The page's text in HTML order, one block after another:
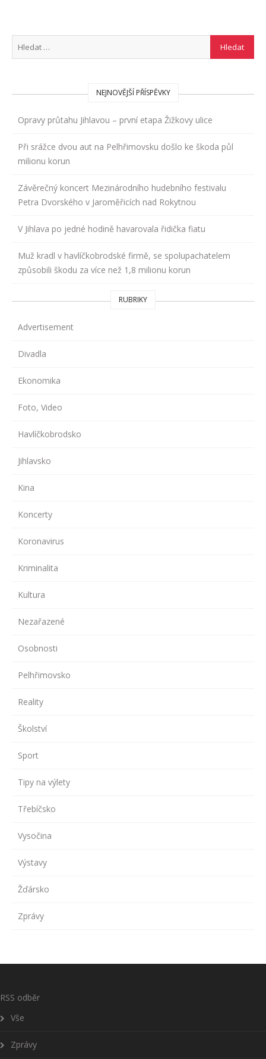
NEJNOVĚJŠÍ PŘÍSPĚVKY
Opravy průtahu Jihlavou – první etapa Žižkovy ulice
Při srážce dvou aut na Pelhřimovsku došlo ke škoda půl
milionu korun
Závěrečný koncert Mezinárodního hudebního festivalu
Petra Dvorského v Jaroměřicích nad Rokytnou
V Jihlava po jedné hodině havarovala řidička fiatu
Muž kradl v havlíčkobrodské firmě, se spolupachatelem
způsobili škodu za více než 1,8 milionu korun
RUBRIKY
Advertisement
Divadla
Ekonomika
Foto, Video
Havlíčkobrodsko
Jihlavsko
Kina
Koncerty
Koronavirus
Kriminalita
Kultura
Nezařazené
Osobnosti
Pelhřimovsko
Reality
Školství
Sport
Tipy na výlety
Třebíčsko
Vysočina
Výstavy
Žďársko
Zprávy
RSS odběr
Vše
Zprávy